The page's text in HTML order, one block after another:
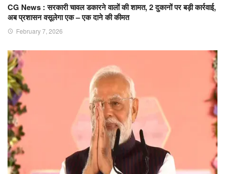
CG News : सरकारी चावल डकारने वालों की शामत, 2 दुकानों पर बड़ी कार्रवाई,
अब प्रशासन वसूलेगा एक – एक दाने की कीमत
February 7, 2026